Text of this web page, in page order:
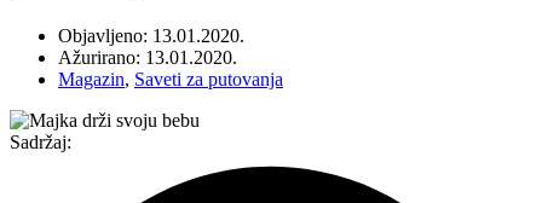
Objavljeno: 13.01.2020.
Ažurirano: 13.01.2020.
Magazin, Saveti za putovanja
Sadržaj: